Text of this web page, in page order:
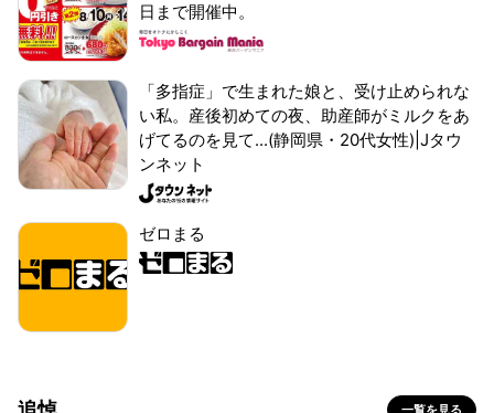
日まで開催中。
「多指症」で生まれた娘と、受け止められな
い私。産後初めての夜、助産師がミルクをあ
げてるのを見て...(静岡県・20代女性)|Jタウ
ンネット
ゼロまる
一覧を見る